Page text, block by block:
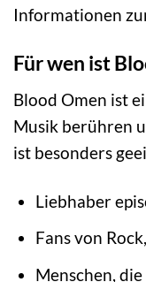
Informationen
Für wen ist
Blood Omen ist
Musik berühren
ist besonders
Liebhaber
Fans von
Menschen,